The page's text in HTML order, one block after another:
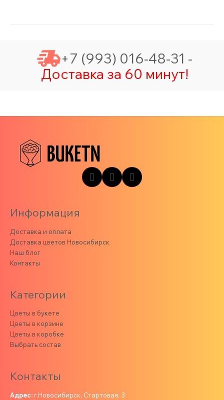
+7 (993) 016-48-31 -
Доставка за 60 минут!
Информация
Доставка и оплата
Доставка цветов Новосибирск
Наш блог
Контакты
Категории
Цветы в букете
Цветы в корзине
Цветы в коробке
Выбрать состав
Контакты
Адрес: г.Новосибирск, Стартовая, 3